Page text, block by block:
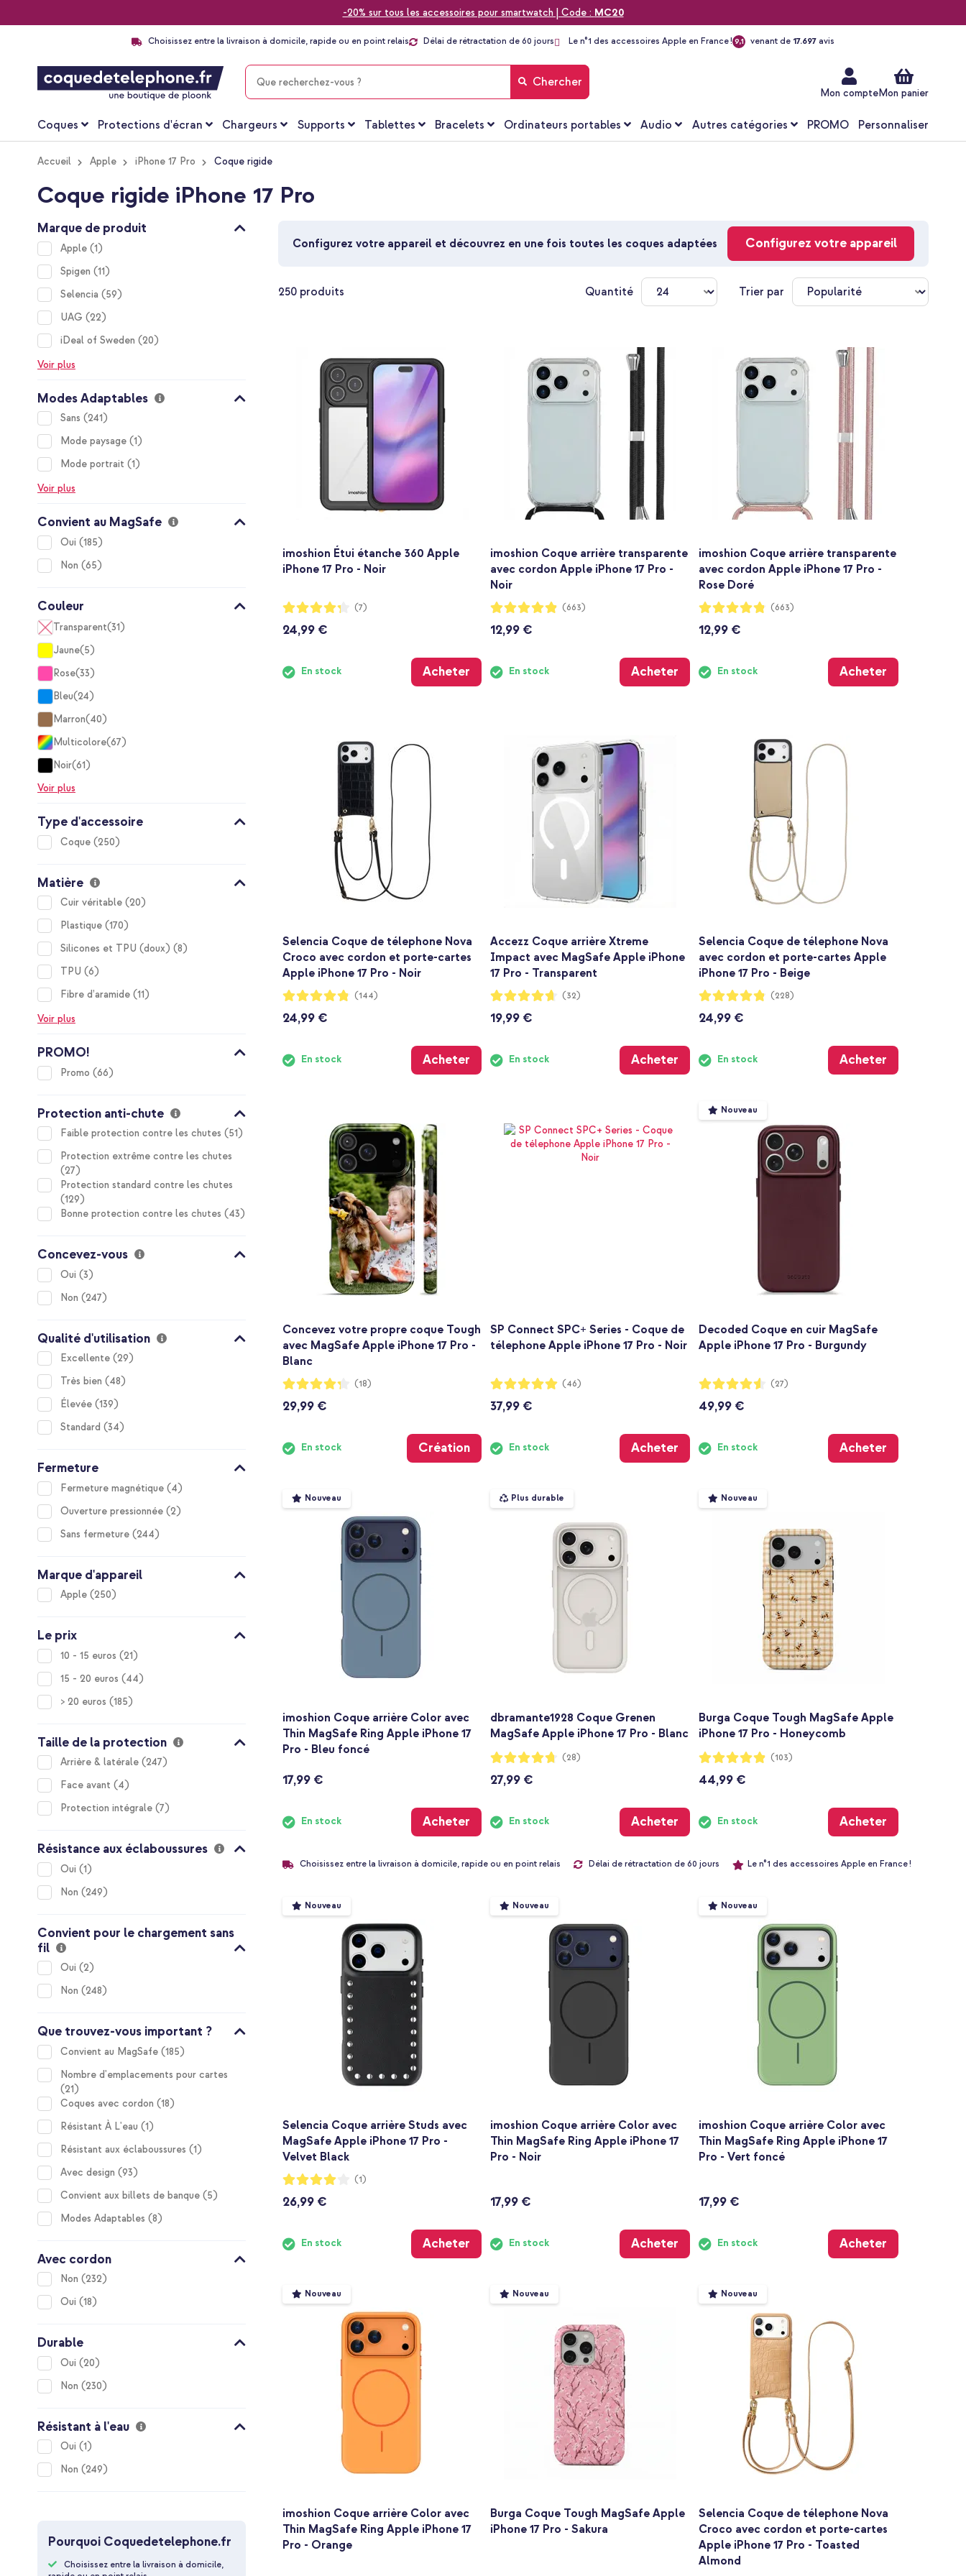
-20% sur tous les accessoires pour smartwatch | Code : MC20
Choisissez entre la livraison à domicile, rapide ou en point relais Délai de rétractation de 60 jours Le n°1 des accessoires Apple en France ! 9,1 venant de 17.697 avis
Mon compteMon panier
CHERCHER Chercher
Coques Protections d'écran Chargeurs Supports Tablettes Bracelets Ordinateurs portables Audio Autres catégories PROMO Personnaliser
Accueil Apple iPhone 17 Pro Coque rigide
Coque rigide iPhone 17 Pro
Configurez votre appareil et découvrez en une fois toutes les coques adaptées Configurez votre appareil
250produits Quantité Trier par
imoshion Étui étanche 360 Apple
iPhone 17 Pro - Noir
Notation:
86%
(7)
24,99 €
En stock Acheter
imoshion Coque arrière transparente
avec cordon Apple iPhone 17 Pro -
Noir
Notation:
96%
(663)
12,99 €
En stock Acheter
imoshion Coque arrière transparente
avec cordon Apple iPhone 17 Pro -
Rose Doré
Notation:
96%
(663)
12,99 €
En stock Acheter
Selencia Coque de télephone Nova
Croco avec cordon et porte-cartes
Apple iPhone 17 Pro - Noir
Notation:
96%
(144)
24,99 €
En stock Acheter
Accezz Coque arrière Xtreme
Impact avec MagSafe Apple iPhone
17 Pro - Transparent
Notation:
92%
(32)
19,99 €
En stock Acheter
Selencia Coque de télephone Nova
avec cordon et porte-cartes Apple
iPhone 17 Pro - Beige
Notation:
96%
(228)
24,99 €
En stock Acheter
Concevez votre propre coque Tough
avec MagSafe Apple iPhone 17 Pro -
Blanc
Notation:
86%
(18)
29,99 €
En stock Création
SP Connect SPC+ Series - Coque de
télephone Apple iPhone 17 Pro - Noir
Notation:
100%
(46)
37,99 €
En stock Acheter
Nouveau
Decoded Coque en cuir MagSafe
Apple iPhone 17 Pro - Burgundy
Notation:
90%
(27)
49,99 €
En stock Acheter
Nouveau
imoshion Coque arrière Color avec
Thin MagSafe Ring Apple iPhone 17
Pro - Bleu foncé
17,99 €
En stock Acheter
Plus durable
dbramante1928 Coque Grenen
MagSafe Apple iPhone 17 Pro - Blanc
Notation:
93%
(28)
27,99 €
En stock Acheter
Nouveau
Burga Coque Tough MagSafe Apple
iPhone 17 Pro - Honeycomb
Notation:
97%
(103)
44,99 €
En stock Acheter
Choisissez entre la livraison à domicile, rapide ou en point relais Délai de rétractation de 60 jours Le n°1 des accessoires Apple en France !
Nouveau
Selencia Coque arrière Studs avec
MagSafe Apple iPhone 17 Pro -
Velvet Black
Notation:
80%
(1)
26,99 €
En stock Acheter
Nouveau
imoshion Coque arrière Color avec
Thin MagSafe Ring Apple iPhone 17
Pro - Noir
17,99 €
En stock Acheter
Nouveau
imoshion Coque arrière Color avec
Thin MagSafe Ring Apple iPhone 17
Pro - Vert foncé
17,99 €
En stock Acheter
Nouveau
imoshion Coque arrière Color avec
Thin MagSafe Ring Apple iPhone 17
Pro - Orange
Nouveau
Burga Coque Tough MagSafe Apple
iPhone 17 Pro - Sakura
Nouveau
Selencia Coque de télephone Nova
Croco avec cordon et porte-cartes
Apple iPhone 17 Pro - Toasted
Almond
Marque de produit
Apple 1
item
Spigen
11
items
Selencia
59
items
UAG
22
items
iDeal of Sweden
20
items
Voir plus
Modes Adaptables
Sans 241
items
Mode paysage 1
item
Mode portrait
1
item
Voir plus
Convient au MagSafe
Oui 185
items
Non
65
items
Couleur
Transparent 31
items
Jaune 5
items
Rose 33
items
Bleu 24
items
Marron 40
items
Multicolore 67
items
Noir 61
items
Voir plus
Type d'accessoire
Coque 250
items
Matière
Cuir véritable 20
items
Plastique 170
items
Silicones et TPU (doux)
8
items
TPU
6
items
Fibre d’aramide 11
items
Voir plus
PROMO!
Promo 66
items
Protection anti-chute
Faible protection contre les chutes 51
items
Protection extrême contre les chutes
27
items
Protection standard contre les chutes
129
items
Bonne protection contre les chutes
43
items
Concevez-vous
Oui 3
items
Non
247
items
Qualité d'utilisation
Excellente 29
items
Très bien
48
items
Élevée 139
items
Standard
34
items
Fermeture
Fermeture magnétique 4
items
Ouverture pressionnée 2
items
Sans fermeture 244
items
Marque d'appareil
Apple 250
items
Le prix
10 - 15 euros 21
items
15 - 20 euros
44
items
> 20 euros
185
items
Taille de la protection
Arrière & latérale 247
items
Face avant
4
items
Protection intégrale 7
items
Résistance aux éclaboussures
Oui 1
item
Non
249
items
Convient pour le chargement sans
fil
Oui 2
items
Non
248
items
Que trouvez-vous important ?
Convient au MagSafe 185
items
Nombre d'emplacements pour cartes
21
items
Coques avec cordon
18
items
Résistant À L'eau
1
item
Résistant aux éclaboussures
1
item
Avec design
93
items
Convient aux billets de banque
5
items
Modes Adaptables
8
items
Avec cordon
Non 232
items
Oui
18
items
Durable
Oui 20
items
Non
230
items
Résistant à l'eau
Oui 1
item
Non
249
items
Pourquoi Coquedetelephone.fr
Choisissez entre la livraison à domicile,